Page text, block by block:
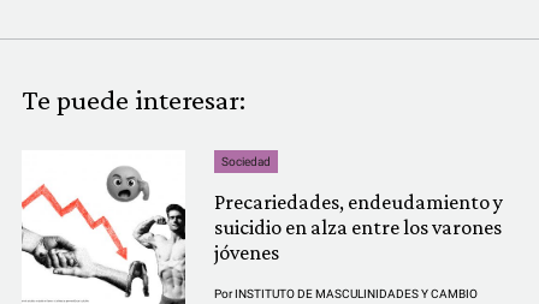
Te puede interesar:
Sociedad
Precariedades, endeudamiento y
suicidio en alza entre los varones
jóvenes
PorINSTITUTO DE MASCULINIDADES Y CAMBIO